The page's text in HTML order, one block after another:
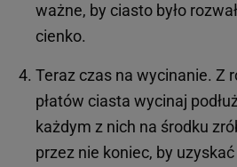
ważne, by ciasto było
cienko.
Teraz czas na wycinanie. Z
płatów ciasta wycinaj
każdym z nich na środku
przez nie koniec, by